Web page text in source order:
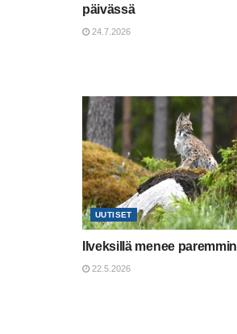
päivässä
24.7.2026
UUTISET
Ilveksillä menee paremmin
22.5.2026